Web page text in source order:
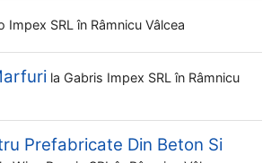
Impex SRL în Râmnicu Vâlcea
la Gabris Impex SRL în Râmnicu
Prefabricate Din Beton Si